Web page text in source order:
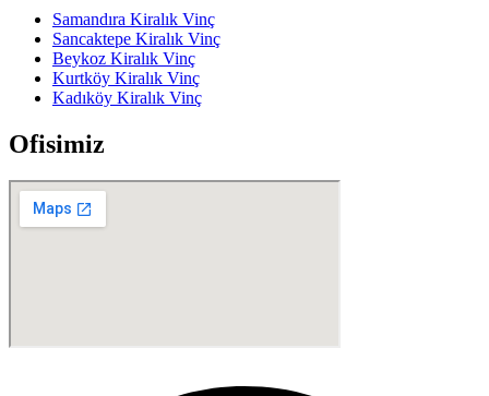
Samandıra Kiralık Vinç
Sancaktepe Kiralık Vinç
Beykoz Kiralık Vinç
Kurtköy Kiralık Vinç
Kadıköy Kiralık Vinç
Ofisimiz